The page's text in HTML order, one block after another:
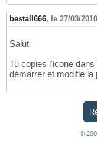
bestall666, le 27/03/
Salut
Tu copies l'icone
démarrer et modifie la
©